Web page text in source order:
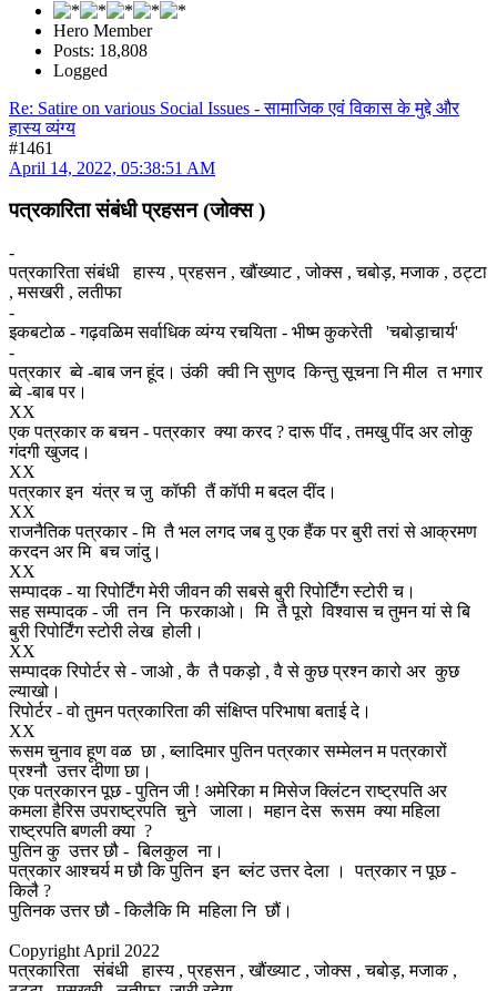
Hero Member
Posts: 18,808
Logged
Re: Satire on various Social Issues - सामाजिक एवं विकास के मुद्दे और
हास्य व्यंग्य
#1461
April 14, 2022, 05:38:51 AM
पत्रकारिता संबंधी प्रहसन (जोक्स )
-
पत्रकारिता संबंधी हास्य , प्रहसन , खौंख्याट , जोक्स , चबोड़, मजाक , ठट्टा
, मसखरी , लतीफा
-
इकबटोळ - गढ़वळिम सर्वाधिक व्यंग्य रचयिता - भीष्म कुकरेती 'चबोड़ाचार्य'
-
पत्रकार ब्वे -बाब जन हूंद। उंकी क्वी नि सुणद किन्तु सूचना नि मील त भगार
ब्वे -बाब पर।
XX
एक पत्रकार क बचन - पत्रकार क्या करद ? दारू पींद , तमखु पींद अर लोकु
गंदगी खुजद।
XX
पत्रकार इन यंत्र च जु कॉफी तैं कॉपी म बदल दींद।
XX
राजनैतिक पत्रकार - मि तै भल लगद जब वु एक हैंक पर बुरी तरां से आक्रमण
करदन अर मि बच जांदु।
XX
सम्पादक - या रिपोर्टिंग मेरी जीवन की सबसे बुरी रिपोर्टिंग स्टोरी च।
सह सम्पादक - जी तन नि फरकाओ। मि तै पूरो विश्वास च तुमन यां से बि
बुरी रिपोर्टिंग स्टोरी लेख होली।
XX
सम्पादक रिपोर्टर से - जाओ , कै तै पकड़ो , वै से कुछ प्रश्न कारो अर कुछ
ल्याखो।
रिपोर्टर - वो तुमन पत्रकारिता की संक्षिप्त परिभाषा बताई दे।
XX
रूसम चुनाव हूण वळ छा , ब्लादिमार पुतिन पत्रकार सम्मेलन म पत्रकारों
प्रश्नौ उत्तर दीणा छा।
एक पत्रकारन पूछ - पुतिन जी ! अमेरिका म मिसेज क्लिंटन राष्ट्रपति अर
कमला हैरिस उपराष्ट्रपति चुने जाला। महान देस रूसम क्या महिला
राष्ट्रपति बणली क्या ?
पुतिन कु उत्तर छौ - बिलकुल ना।
पत्रकार आश्चर्य म छौ कि पुतिन इन ब्लंट उत्तर देला । पत्रकार न पूछ -
किलै ?
पुतिनक उत्तर छौ - किलैकि मि महिला नि छौं।
Copyright April 2022
पत्रकारिता संबंधी हास्य , प्रहसन , खौंख्याट , जोक्स , चबोड़, मजाक ,